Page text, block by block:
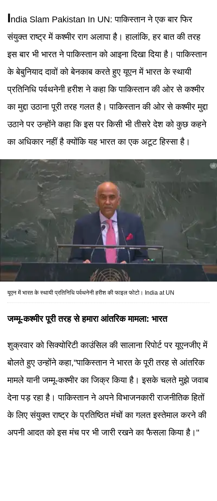
India Slam Pakistan In UN: पाकिस्तान ने एक बार फिर
संयुक्त राष्ट्र में कश्मीर राग अलापा है। हालांकि, हर बात की तरह
इस बार भी भारत ने पाकिस्तान को आइना दिखा दिया है। पाकिस्तान
के बेबुनियाद दावों को बेनकाब करते हुए यूएन में भारत के स्थायी
प्रतिनिधि पर्वथनेनी हरीश ने कहा कि पाकिस्तान की ओर से कश्मीर
का मुद्दा उठाना पूरी तरह गलत है। पाकिस्तान की ओर से कश्मीर मुद्दा
उठाने पर उन्होंने कहा कि इस पर किसी भी तीसरे देश को कुछ कहने
का अधिकार नहीं है क्योंकि यह भारत का एक अटूट हिस्सा है।
यूएन में भारत के स्थायी प्रतिनिधि पर्वथनेनी हरीश की फाइल फोटो। India at UN
जम्मू-कश्मीर पूरी तरह से हमारा आंतरिक मामला: भारत
शुक्रवार को सिक्योरिटी काउंसिल की सालाना रिपोर्ट पर यूएनजीए में
बोलते हुए उन्होंने कहा,"पाकिस्तान ने भारत के पूरी तरह से आंतरिक
मामले यानी जम्मू-कश्मीर का जिक्र किया है। इसके चलते मुझे जवाब
देना पड़ रहा है। पाकिस्तान ने अपने विभाजनकारी राजनीतिक हितों
के लिए संयुक्त राष्ट्र के प्रतिष्ठित मंचों का गलत इस्तेमाल करने की
अपनी आदत को इस मंच पर भी जारी रखने का फैसला किया है।"